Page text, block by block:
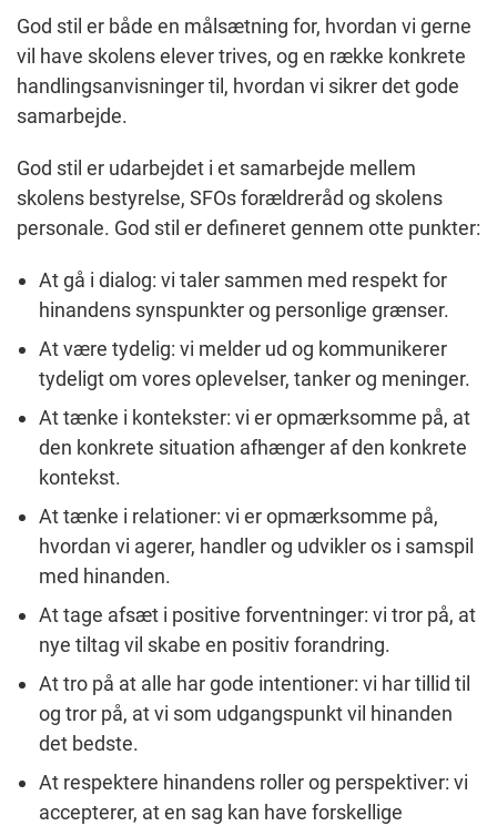
God stil er både en målsætning for, hvordan vi gerne
vil have skolens elever trives, og en række konkrete
handlingsanvisninger til, hvordan vi sikrer det gode
samarbejde.
God stil er udarbejdet i et samarbejde mellem
skolens bestyrelse, SFOs forældreråd og skolens
personale. God stil er defineret gennem otte punkter:
At gå i dialog: vi taler sammen med respekt for
hinandens synspunkter og personlige grænser.
At være tydelig: vi melder ud og kommunikerer
tydeligt om vores oplevelser, tanker og meninger.
At tænke i kontekster: vi er opmærksomme på, at
den konkrete situation afhænger af den konkrete
kontekst.
At tænke i relationer: vi er opmærksomme på,
hvordan vi agerer, handler og udvikler os i samspil
med hinanden.
At tage afsæt i positive forventninger: vi tror på, at
nye tiltag vil skabe en positiv forandring.
At tro på at alle har gode intentioner: vi har tillid til
og tror på, at vi som udgangspunkt vil hinanden
det bedste.
At respektere hinandens roller og perspektiver: vi
accepterer, at en sag kan have forskellige